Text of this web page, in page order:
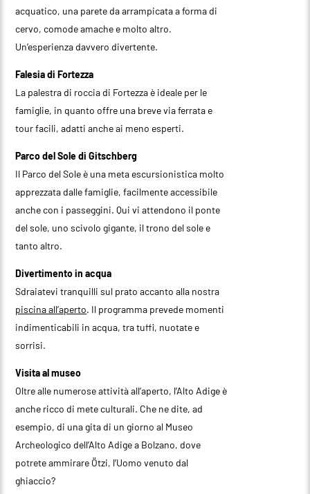
acquatico, una parete da arrampicata a forma di
cervo, comode amache e molto altro.
Un’esperienza davvero divertente.
Falesia di Fortezza
La palestra di roccia di Fortezza è ideale per le
famiglie, in quanto offre una breve via ferrata e
tour facili, adatti anche ai meno esperti.
Parco del Sole di Gitschberg
Il Parco del Sole è una meta escursionistica molto
apprezzata dalle famiglie, facilmente accessibile
anche con i passeggini. Qui vi attendono il ponte
del sole, uno scivolo gigante, il trono del sole e
tanto altro.
Divertimento in acqua
Sdraiatevi tranquilli sul prato accanto alla nostra
piscina all’aperto. Il programma prevede momenti
indimenticabili in acqua, tra tuffi, nuotate e
sorrisi.
Visita al museo
Oltre alle numerose attività all’aperto, l’Alto Adige è
anche ricco di mete culturali. Che ne dite, ad
esempio, di una gita di un giorno al Museo
Archeologico dell’Alto Adige a Bolzano, dove
potrete ammirare Ötzi, l’Uomo venuto dal
ghiaccio?